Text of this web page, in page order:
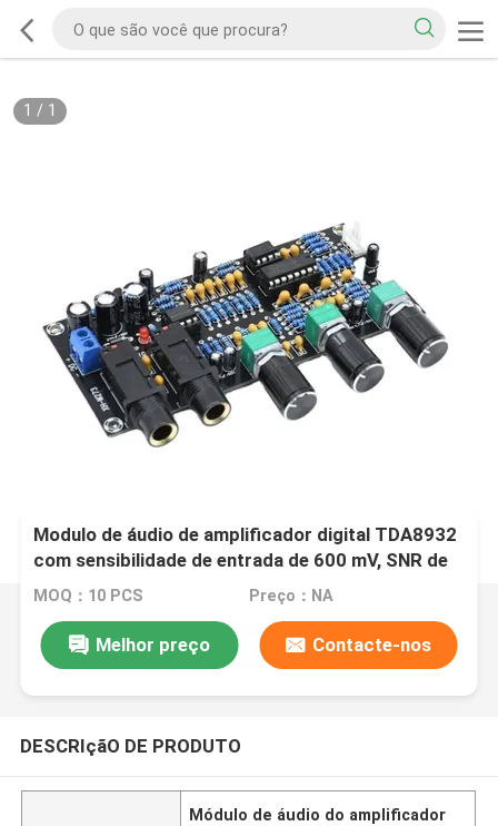
1 / 1
Modulo de áudio de amplificador digital TDA8932
com sensibilidade de entrada de 600 mV, SNR de
90 dB e potência de saída de 3 W
MOQ：10 PCS Preço：NA
Melhor preço Contacte-nos
DESCRIçãO DE PRODUTO
Módulo de áudio do amplificador